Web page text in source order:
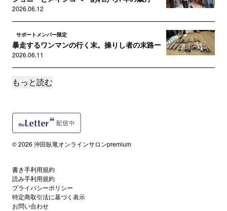
2026.06.12
サポートメンバー限定
暴走するワンマンの行く末。操りし者の末路ー
2026.06.11
サポートメンバー限定
2026.06.09
【徹底解説】工藤會に何が起きたのか？ 絶対
2026.04.17
読者限定
16年のヤクザ人生に終止符―組長室で交わした
もっと読む
© 2026 沖田臥竜オンラインサロンpremium
書き手利用規約
読み手利用規約
プライバシーポリシー
特定商取引法に基づく表示
お問い合わせ